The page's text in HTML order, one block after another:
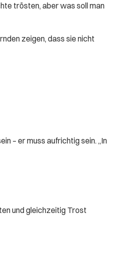
trösten, aber was soll man
zeigen, dass sie nicht
– er muss aufrichtig sein. „In
und gleichzeitig Trost